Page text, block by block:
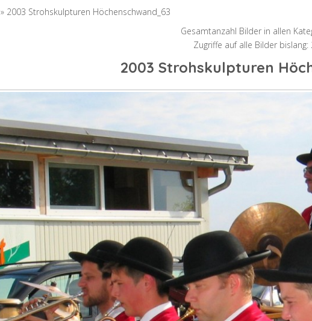
» 2003 Strohskulpturen Höchenschwand_63
Gesamtanzahl Bilder in allen
Zugriffe auf alle Bilder bislang:
2003 Strohskulpturen